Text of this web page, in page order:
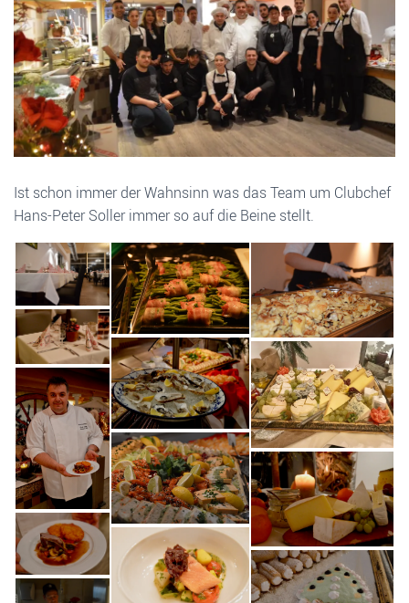
Ist schon immer der Wahnsinn was das Team um Clubchef
Hans-Peter Soller immer so auf die Beine stellt.